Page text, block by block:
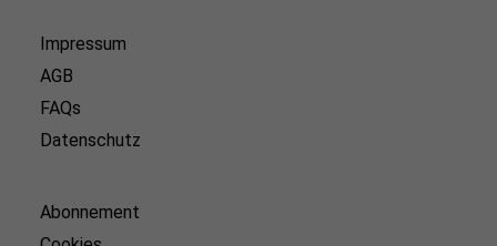
Impressum
AGB
FAQs
Datenschutz
Abonnement